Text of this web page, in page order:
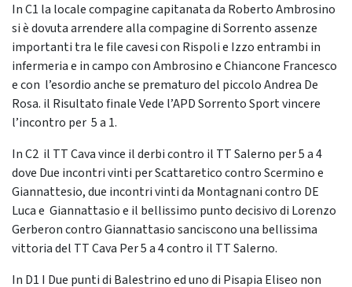
In C1 la locale compagine capitanata da Roberto Ambrosino
si è dovuta arrendere alla compagine di Sorrento assenze
importanti tra le file cavesi con Rispoli e Izzo entrambi in
infermeria e in campo con Ambrosino e Chiancone Francesco
e con l’esordio anche se prematuro del piccolo Andrea De
Rosa. il Risultato finale Vede l’APD Sorrento Sport vincere
l’incontro per 5 a 1.
In C2 il TT Cava vince il derbi contro il TT Salerno per 5 a 4
dove Due incontri vinti per Scattaretico contro Scermino e
Giannattesio, due incontri vinti da Montagnani contro DE
Luca e Giannattasio e il bellissimo punto decisivo di Lorenzo
Gerberon contro Giannattasio sanciscono una bellissima
vittoria del TT Cava Per 5 a 4 contro il TT Salerno.
In D1 I Due punti di Balestrino ed uno di Pisapia Eliseo non